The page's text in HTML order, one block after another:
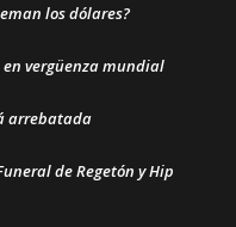
los dólares?
en vergüenza mundial
arrebatada
de Regetón y Hip